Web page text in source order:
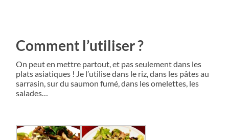
Comment l’utiliser ?
On peut en mettre partout, et pas seulement dans les
plats asiatiques ! Je l’utilise dans le riz, dans les pâtes au
sarrasin, sur du saumon fumé, dans les omelettes, les
salades…